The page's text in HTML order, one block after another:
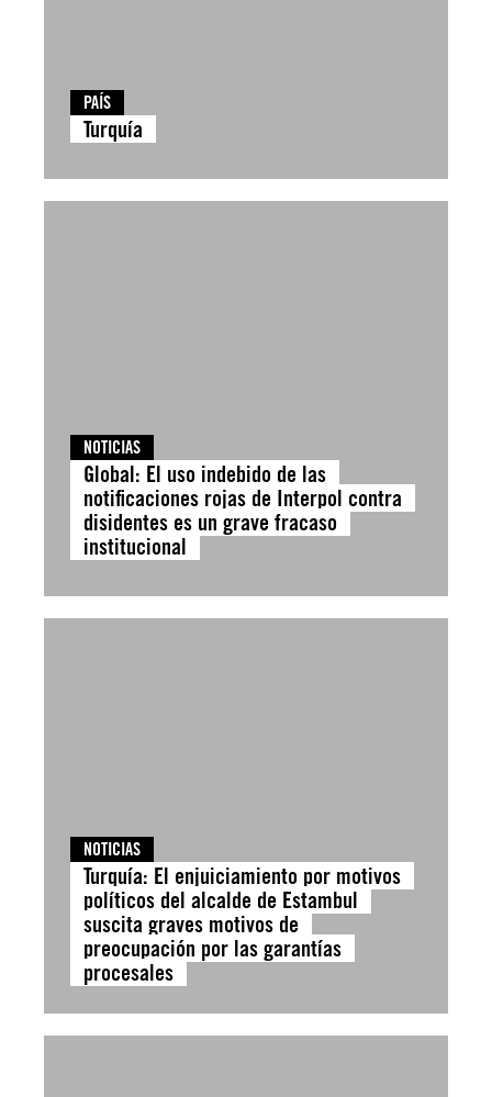
PAÍS
Turquía
NOTICIAS
Global: El uso indebido de las
notificaciones rojas de Interpol contra
disidentes es un grave fracaso
institucional
NOTICIAS
Turquía: El enjuiciamiento por motivos
políticos del alcalde de Estambul
suscita graves motivos de
preocupación por las garantías
procesales